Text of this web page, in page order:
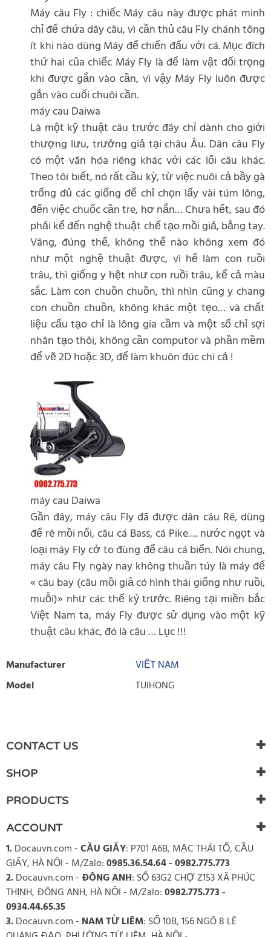
Máy câu Fly : chiếc Máy câu này được phát minh
chỉ để chứa dây câu, vì cần thủ câu Fly chánh tông
ít khi nào dùng Máy để chiến đấu với cá. Mục đích
thứ hai của chiếc Máy Fly là để làm vật đối trọng
khi được gắn vào cần, vì vậy Máy Fly luôn được
gắn vào cuối chuôi cần.
máy cau Daiwa
Là một kỹ thuật câu trước đây chỉ dành cho giới
thượng lưu, trưởng giả tại châu Âu. Dân câu Fly
có một văn hóa riêng khác với các lối câu khác.
Theo tôi biết, nó rất cầu kỳ, từ việc nuôi cả bầy gà
trống đủ các giống để chỉ chọn lấy vài túm lông,
đến việc chuốc cần tre, hơ nắn… Chưa hết, sau đó
phải kể đến nghệ thuật chế tạo mồi giả, bằng tay.
Vâng, đúng thế, không thể nào không xem đó
như một nghệ thuật được, vì hể làm con ruồi
trâu, thì giống y hệt như con ruồi trâu, kể cả màu
sắc. Làm con chuồn chuồn, thì nhìn cũng y chang
con chuồn chuồn, không khác một tẹo… và chất
liệu cấu tạo chỉ là lông gia cầm và một số chỉ sợi
nhân tạo thôi, không cần computor và phần mềm
để vẽ 2D hoặc 3D, để làm khuôn đúc chi cả !
máy cau Daiwa
Gần đây, máy câu Fly đã được dân câu Rê, dùng
để rê mồi nổi, câu cá Bass, cá Pike…. nước ngọt và
loại máy Fly cở to đùng để câu cá biển. Nói chung,
máy câu Fly ngày nay không thuần túy là máy để
« câu bay (câu mồi giả có hình thái giống như ruồi,
muỗi)» như các thế kỷ trước. Riêng tại miền bắc
Việt Nam ta, máy Fly được sử dụng vào một kỹ
thuật câu khác, đó là câu … Lục !!!
Manufacturer
VIỆT NAM
Model
TUIHONG
There are currently no product reviews. Be the first who write
review
CONTACT US
SHOP
PRODUCTS
ACCOUNT
1.Docauvn.com -CẦU GIẤY: P701 A6B, MẠC THÁI TỔ, CẦU
GIẤY, HÀ NỘI - M/Zalo:0985.36.54.64 - 0982.775.773
2.Docauvn.com - ĐÔNG ANH: SỐ 63G2 CHỢ Z153 XÃ PHÚC
THỊNH, ĐÔNG ANH, HÀ NỘI - M/Zalo:0982.775.773 -
0934.44.65.35
3.Docauvn.com - NAM TỪ LIÊM: SỐ 10B, 156 NGÕ 8 LÊ